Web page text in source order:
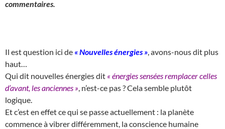
commentaires.
Il est question ici de « Nouvelles énergies » , avons-nous dit plus
haut…
Qui dit nouvelles énergies dit « énergies sensées remplacer celles
d’avant, les anciennes » , n’est-ce pas ? Cela semble plutôt
logique.
Et c’est en effet ce qui se passe actuellement : la planète
commence à vibrer différemment, la conscience humaine